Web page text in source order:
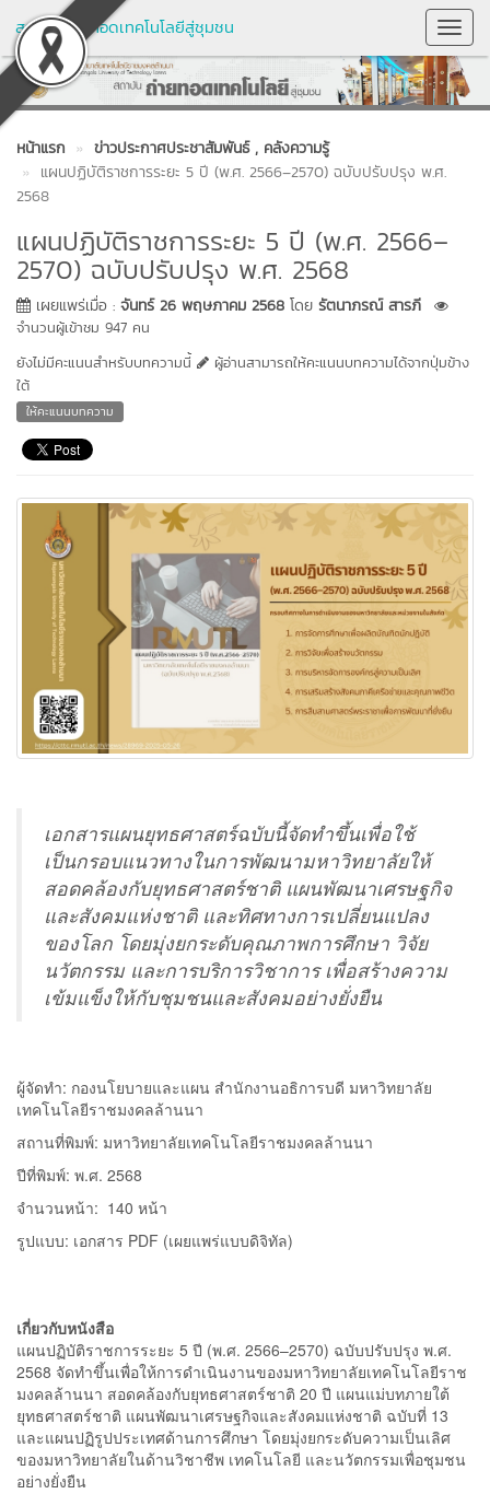
สถาบันถ่ายทอดเทคโนโลยีสู่ชุมชน
หน้าแรก ข่าวประกาศประชาสัมพันธ์ , คลังความรู้
แผนปฏิบัติราชการระยะ 5 ปี (พ.ศ. 2566–2570) ฉบับปรับปรุง พ.ศ.
2568
แผนปฏิบัติราชการระยะ 5 ปี (พ.ศ. 2566–
2570) ฉบับปรับปรุง พ.ศ. 2568
เผยแพร่เมื่อ : จันทร์ 26 พฤษภาคม 2568 โดย รัตนาภรณ์ สารภี
จำนวนผู้เข้าชม 947 คน
ยังไม่มีคะแนนสำหรับบทความนี้
ผู้อ่านสามารถให้คะแนนบทความได้จากปุ่มข้าง
ใต้
ให้คะแนนบทความ
เอกสารแผนยุทธศาสตร์ฉบับนี้จัดทำขึ้นเพื่อใช้
เป็นกรอบแนวทางในการพัฒนามหาวิทยาลัยให้
สอดคล้องกับยุทธศาสตร์ชาติ แผนพัฒนาเศรษฐกิจ
และสังคมแห่งชาติ และทิศทางการเปลี่ยนแปลง
ของโลก โดยมุ่งยกระดับคุณภาพการศึกษา วิจัย
นวัตกรรม และการบริการวิชาการ เพื่อสร้างความ
เข้มแข็งให้กับชุมชนและสังคมอย่างยั่งยืน
ผู้จัดทำ: กองนโยบายและแผน สำนักงานอธิการบดี มหาวิทยาลัย
เทคโนโลยีราชมงคลล้านนา
สถานที่พิมพ์: มหาวิทยาลัยเทคโนโลยีราชมงคลล้านนา
ปีที่พิมพ์: พ.ศ. 2568
จำนวนหน้า: 140 หน้า
รูปแบบ: เอกสาร PDF (เผยแพร่แบบดิจิทัล)
เกี่ยวกับหนังสือ
แผนปฏิบัติราชการระยะ 5 ปี (พ.ศ. 2566–2570) ฉบับปรับปรุง พ.ศ.
2568 จัดทำขึ้นเพื่อให้การดำเนินงานของมหาวิทยาลัยเทคโนโลยีราช
มงคลล้านนา สอดคล้องกับยุทธศาสตร์ชาติ 20 ปี แผนแม่บทภายใต้
ยุทธศาสตร์ชาติ แผนพัฒนาเศรษฐกิจและสังคมแห่งชาติ ฉบับที่ 13
และแผนปฏิรูปประเทศด้านการศึกษา โดยมุ่งยกระดับความเป็นเลิศ
ของมหาวิทยาลัยในด้านวิชาชีพ เทคโนโลยี และนวัตกรรมเพื่อชุมชน
อย่างยั่งยืน